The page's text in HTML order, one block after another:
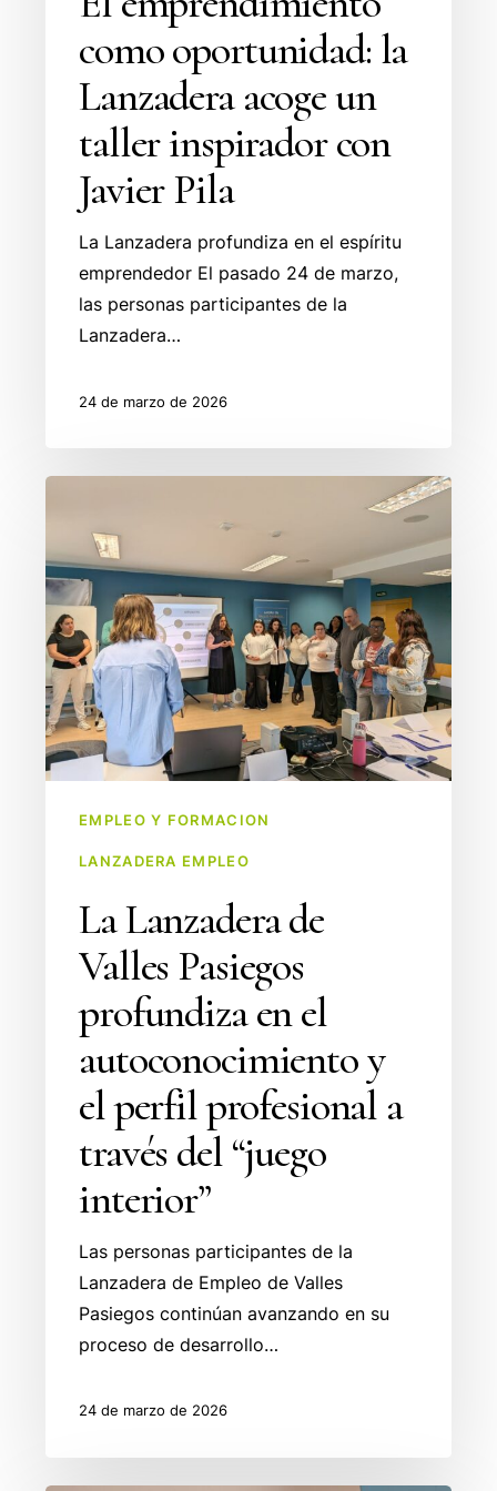
como oportunidad: la
Lanzadera acoge un
taller inspirador con
Javier Pila
La Lanzadera profundiza en el espíritu
emprendedor El pasado 24 de marzo,
las personas participantes de la
Lanzadera…
24 de marzo de 2026
de
Valles
Pasiegos
profundiza
en
el
autoconocimiento
y
perfil
profesional
través
“juego
interior”
EMPLEO Y FORMACION
LANZADERA EMPLEO
La Lanzadera de
Valles Pasiegos
profundiza en el
autoconocimiento y
el perfil profesional a
través del “juego
interior”
Las personas participantes de la
Lanzadera de Empleo de Valles
Pasiegos continúan avanzando en su
proceso de desarrollo…
24 de marzo de 2026